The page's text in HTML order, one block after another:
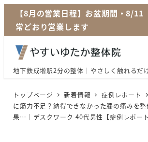
ン
【8月の営業日程】お盆期間・8/11
常どおり営業します
地下鉄成増駅2分の整体｜やさしく触れるだ
トップページ 新着情報 症例レポート
に筋力不足？納得できなかった膝の痛みを
果…｜デスクワーク 40代男性【症例レポー